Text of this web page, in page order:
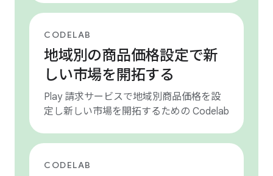
CODELAB
地域別の商品価格設定で新
しい市場を開拓する
Play 請求サービスで地域別商品価格を設
定し新しい市場を開拓するための Codelab
CODELAB